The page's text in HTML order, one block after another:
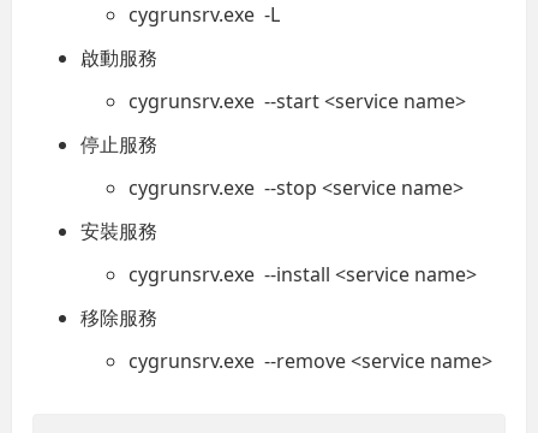
cygrunsrv.exe -L
啟動服務
cygrunsrv.exe --start <service name>
停止服務
cygrunsrv.exe --stop <service name>
安裝服務
cygrunsrv.exe --install <service name>
移除服務
cygrunsrv.exe --remove <service name>